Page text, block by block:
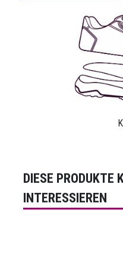
DIESE PRODUKTE
INTERESSIEREN